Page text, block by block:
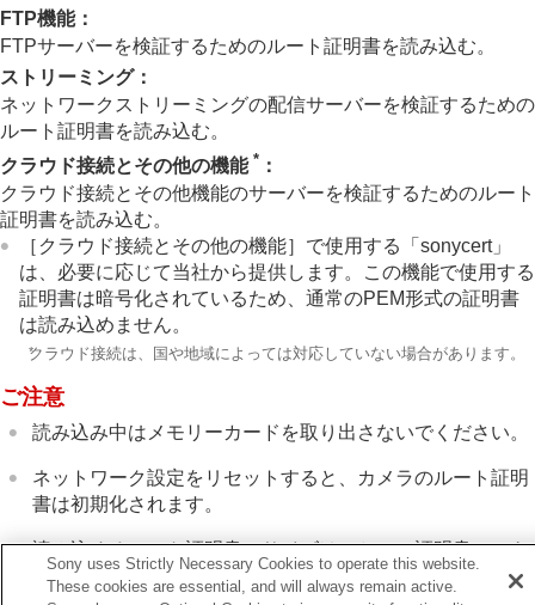
一般設定
スマートフォンでできること
クラウドサービスを利用する
資料
故障かな？と思ったら
FTP機能：
FTPサーバーを検証するためのルート証明書を読み込む。
ストリーミング：
ネットワークストリーミングの配信サーバーを検証するための
ルート証明書を読み込む。
クラウド接続とその他の機能 * ：
クラウド接続とその他機能のサーバーを検証するためのルート
証明書を読み込む。
［クラウド接続とその他の機能］ で使用する「sonycert」
は、必要に応じて当社から提供します。この機能で使用する
証明書は暗号化されているため、通常のPEM形式の証明書
は読み込めません。
*クラウド接続は、国や地域によっては対応していない場合があります。
ご注意
読み込み中はメモリーカードを取り出さないでください。
ネットワーク設定をリセットすると、カメラのルート証明
書は初期化されます。
読み込めるルート証明書のサイズはひとつの証明書につき
最大1MBです。
Sony uses Strictly Necessary Cookies to operate this website.
These cookies are essential, and will always remain active.